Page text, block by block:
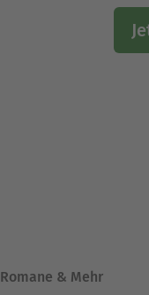
Romane & Mehr